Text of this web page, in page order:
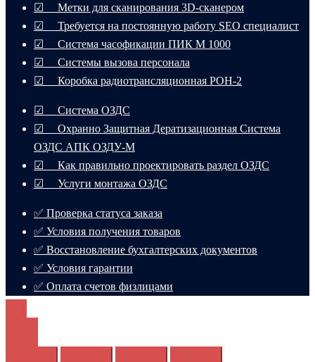
☑ Метки для сканирования 3D-сканером
☑ Требуется на постоянную работу SEO специалист
☑ Система часофикации ПИК М 1000
☑ Системы вызова персонала
☑ Коробка радиотрансляционная РОН-2
☑ Система ОЗДС
☑ Охранно Защитная Дератизационная Система
ОЗДС АПК ОЗДУ-М
☑ Как правильно проектировать раздел ОЗДС
☑ Услуги монтажа ОЗДС
✅ Проверка статуса заказа
✅ Условия получения товаров
✅ Восстановление бухгалтерских документов
✅ Условия гарантии
✅ Оплата счетов физлицами